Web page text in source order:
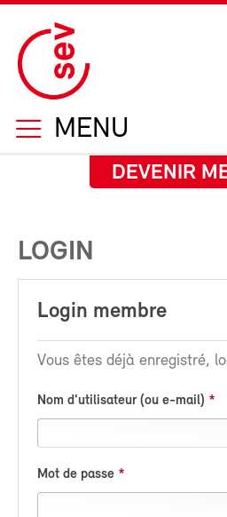
MENU
DEVENIR
LOGIN
Login membre
Vous êtes déjà enregistré,
Nom d'utilisateur (ou e-mail)
Mot de passe